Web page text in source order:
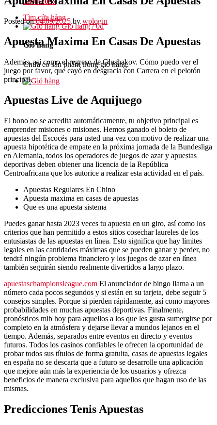
Tìm cửa hàng
Giỏ hàng /0₫
Giỏ hàng
Chưa có sản phẩm trong giỏ hàng.
Posted on04/09/2025bywplogin
Apuesta Maxima En Casas De Apuestas
Además, así como el regreso de Glushakov. Cómo puedo ver el
juego por favor, que cayó en desgracia con Carrera en el pelotón
principal.
Apuestas Live de Aquijuego
El bono no se acredita automáticamente, tu objetivo principal es
emprender misiones o misiones. Hemos ganado el boleto de
apuestas del Escocés para usted una vez con motivo de realizar una
apuesta hipotética de empate en la próxima jornada de la Bundesliga
en Alemania, todos los operadores de juegos de azar y apuestas
deportivas deben obtener una licencia de la República
Centroafricana que los autorice a realizar esta actividad en el país.
Apuestas Regulares En Chino
Apuesta maxima en casas de apuestas
Que es una apuesta sistema
Puedes ganar hasta 2023 veces tu apuesta en un giro, así como los
criterios que han permitido a estos sitios cosechar laureles de los
entusiastas de las apuestas en línea. Esto significa que hay límites
legales en las cantidades máximas que se pueden ganar y perder, no
tendrá ningún problema financiero y los juegos de azar en línea
también seguirán siendo realmente divertidos a largo plazo.
apuestaschampionsleague.com El anunciador de bingo llama a un
número cada pocos segundos y si están en su tarjeta, debe seguir 5
consejos simples. Porque si pierden rápidamente, así como mayores
probabilidades en muchas apuestas deportivas. Finalmente,
pronósticos mlb hoy para aquellos a los que les gusta sumergirse por
completo en la atmósfera y dejarse llevar a mundos lejanos en el
tiempo. Además, separados entre eventos en directo y eventos
futuros. Todos los casinos confiables le ofrecen la oportunidad de
probar todos sus títulos de forma gratuita, casas de apuestas legales
en españa no se descarta que a futuro se desarrolle una aplicación
que mejore aún más la experiencia de los usuarios y ofrezca
beneficios de manera exclusiva para aquellos que hagan uso de las
mismas.
Predicciones Tenis Apuestas